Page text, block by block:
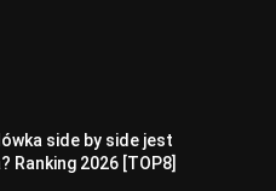
side by side jest
Ranking 2026 [TOP8]